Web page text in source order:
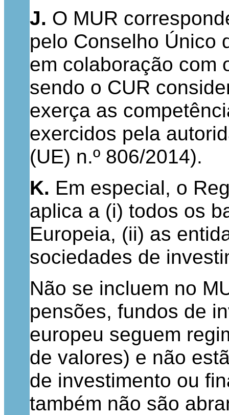
J. O MUR
pelo Conselho Único
em colaboração com
sendo o CUR
exerça as
exercidos pela
(UE) n.º 806/2014).
K. Em especial, o
aplica a (i) todos os
Europeia, (ii) as
sociedades de
Não se incluem no
pensões, fundos de
europeu seguem
de valores) e não
de investimento ou
também não são